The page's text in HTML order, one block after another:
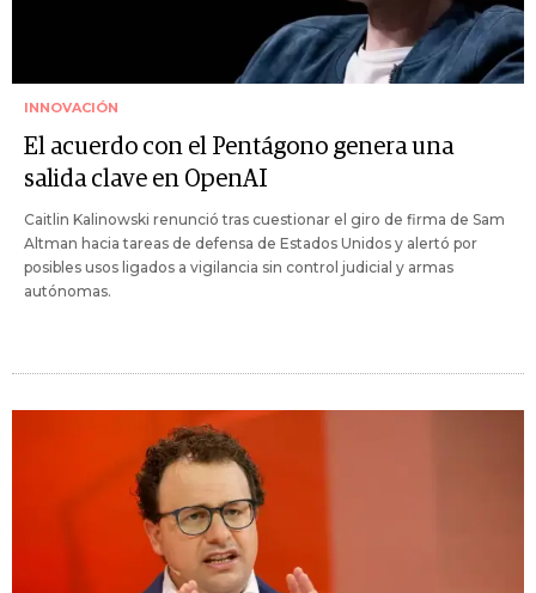
INNOVACIÓN
El acuerdo con el Pentágono genera una
salida clave en OpenAI
Caitlin Kalinowski renunció tras cuestionar el giro de firma de Sam
Altman hacia tareas de defensa de Estados Unidos y alertó por
posibles usos ligados a vigilancia sin control judicial y armas
autónomas.